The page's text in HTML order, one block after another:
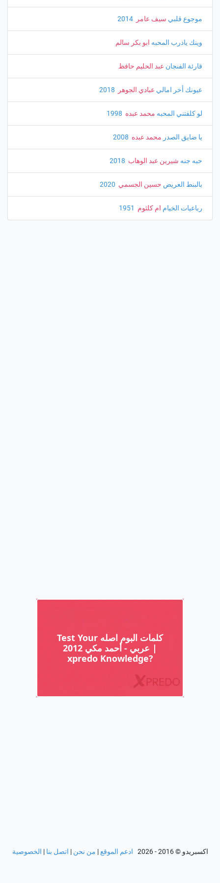
موجوع قلبي سيف عامر
وينك يادرب المحبه ابو بكر سالم
قارئة الفنجان عبد الحليم حافظ
عيونك أخر امالي عبادي الجوهر
لو كلفتني المحبه محمد عبده
يا ضايق الصدر محمد عبده
حبه جنه شيرين عبد الوهاب
بالبنط العريض حسين الجسمي
رباعيات الخيام ام كلثوم
اكسبريدو © 2016 - 2026 ادعم الموقع| من نحن | اتصل بنا | الخصوصية